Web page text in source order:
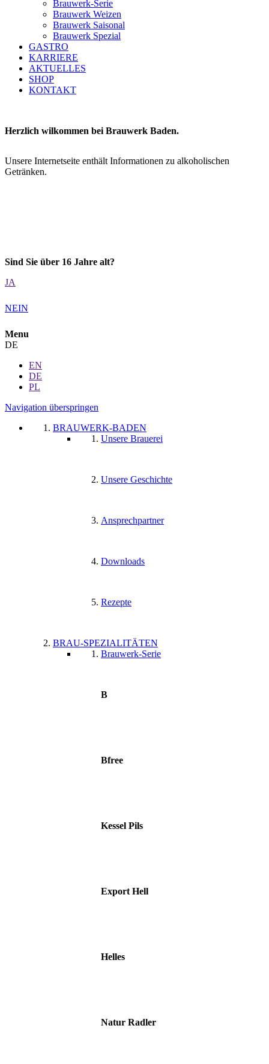
Brauwerk-Serie
Brauwerk Weizen
Brauwerk Saisonal
Brauwerk Spezial
GASTRO
KARRIERE
AKTUELLES
SHOP
KONTAKT
Herzlich wilkommen bei Brauwerk Baden.
Unsere Internetseite enthält Informationen zu alkoholischen
Getränken.
Sind Sie über 16 Jahre alt?
JA
NEIN
Menu
DE
EN
DE
PL
Navigation überspringen
BRAUWERK-BADEN
Unsere Brauerei
Unsere Geschichte
Ansprechpartner
Downloads
Rezepte
BRAU-SPEZIALITÄTEN
Brauwerk-Serie
B
Bfree
Kessel Pils
Export Hell
Helles
Natur Radler